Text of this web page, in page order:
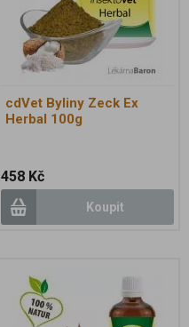
cdVet Byliny Zeck Ex
Herbal 100g
458 Kč
Koupit